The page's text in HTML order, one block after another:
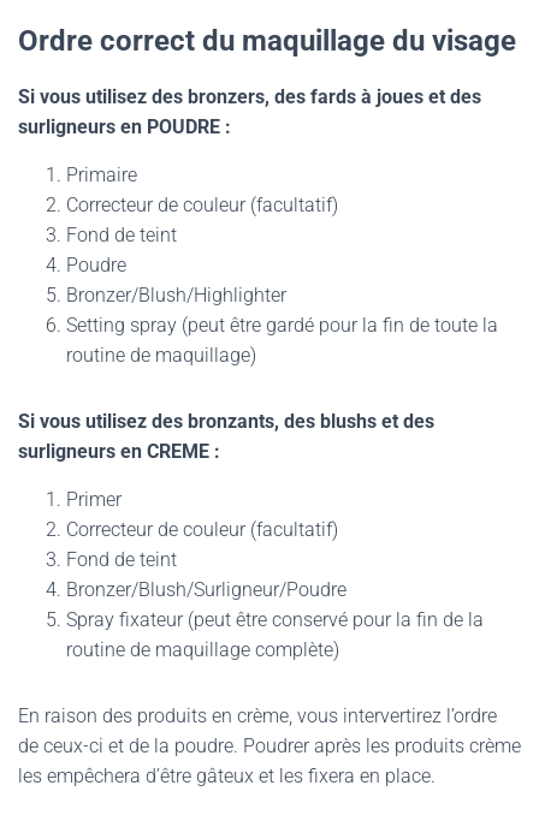
Ordre correct du maquillage du visage
Si vous utilisez des bronzers, des fards à joues et des
surligneurs en POUDRE :
Primaire
Correcteur de couleur (facultatif)
Fond de teint
Poudre
Bronzer/Blush/Highlighter
Setting spray (peut être gardé pour la fin de toute la
routine de maquillage)
Si vous utilisez des bronzants, des blushs et des
surligneurs en CREME :
Primer
Correcteur de couleur (facultatif)
Fond de teint
Bronzer/Blush/Surligneur/Poudre
Spray fixateur (peut être conservé pour la fin de la
routine de maquillage complète)
En raison des produits en crème, vous intervertirez l’ordre
de ceux-ci et de la poudre. Poudrer après les produits crème
les empêchera d’être gâteux et les fixera en place.